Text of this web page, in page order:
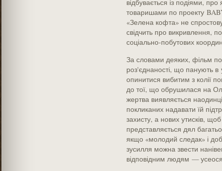
відбувається із подіями,
товаришами по проекту
«Зелена кофта» не
свідчить про викривлення,
соціально-побутових
За словами деяких, фільм
роз'єднаності, що панують в
опинитися вибитим з колії
до тої, що обрушилася на
жертва виявляється наодинці
покликаних надавати їй
захисту, а нових утисків,
представляється дял
якщо «молодий следак» і
зусилля можна звести
відповідним людям —